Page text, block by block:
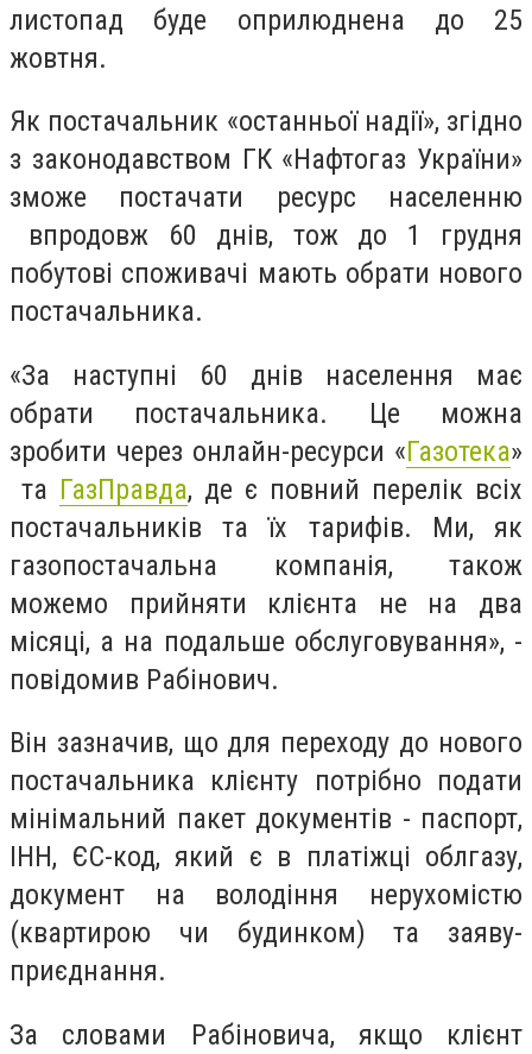
листопад буде оприлюднена до 25
жовтня.
Як постачальник «останньої надії», згідно
з законодавством ГК «Нафтогаз України»
зможе постачати ресурс населенню
впродовж 60 днів, тож до 1 грудня
побутові споживачі мають обрати нового
постачальника.
«За наступні 60 днів населення має
обрати постачальника. Це можна
зробити через онлайн-ресурси «Газотека»
та ГазПравда, де є повний перелік всіх
постачальників та їх тарифів. Ми, як
газопостачальна компанія, також
можемо прийняти клієнта не на два
місяці, а на подальше обслуговування», -
повідомив Рабінович.
Він зазначив, що для переходу до нового
постачальника клієнту потрібно подати
мінімальний пакет документів - паспорт,
ІНН, ЄС-код, який є в платіжці облгазу,
документ на володіння нерухомістю
(квартирою чи будинком) та заяву-
приєднання.
За словами Рабіновича, якщо клієнт